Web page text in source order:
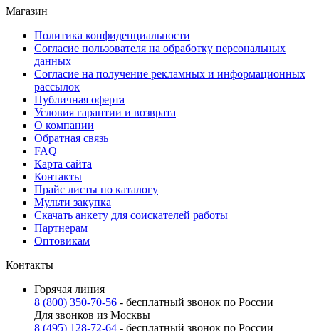
Магазин
Политика конфиденциальности
Согласие пользователя на обработку персональных
данных
Согласие на получение рекламных и информационных
рассылок
Публичная оферта
Условия гарантии и возврата
О компании
Обратная связь
FAQ
Карта сайта
Контакты
Прайс листы по каталогу
Мульти закупка
Скачать анкету для соискателей работы
Партнерам
Оптовикам
Контакты
Горячая линия
8 (800) 350-70-56 - бесплатный звонок по России
Для звонков из Москвы
8 (495) 128-72-64 - бесплатный звонок по России